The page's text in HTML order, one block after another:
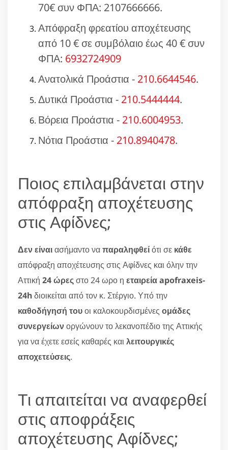
70€ συν ΦΠΑ: 2107666666.
Απόφραξη φρεατίου αποχέτευσης
από 10 € σε συμβόλαιο έως 40 € συν
ΦΠΑ: 6932724909
Ανατολικά Προάστια - 210.6644546.
Δυτικά Προάστια - 210.5444444.
Βόρεια Προάστια - 210.6004953.
Νότια Προάστια - 210.8940478.
Ποιος επιλαμβάνεται στην
απόφραξη αποχέτευσης
στις Αφίδνες;
Δεν είναιασήμαντο ναπαραληφθείότι σε κάθε
απόφραξη αποχέτευσης στις Αφίδνες και όλην την
Αττική 24 ώρεςστο 24 ωρο η εταιρεία apofraxeis-
24hδιοικείται από τον κ. Στέργιο. Υπό την
καθοδήγησή τουοι καλοκουρδισμένες ομάδες
συνεργείωνοργώνουν το λεκανοπέδιο της Αττικής
για να έχετε εσείς καθαρές και λειτουργικές
αποχετεύσεις.
Τι απαιτείται να αναφερθεί
στις αποφράξεις
αποχέτευσης Αφίδνες;